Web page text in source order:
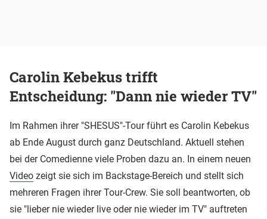
Carolin Kebekus trifft
Entscheidung: "Dann nie wieder TV"
Im Rahmen ihrer "SHESUS"-Tour führt es Carolin Kebekus
ab Ende August durch ganz Deutschland. Aktuell stehen
bei der Comedienne viele Proben dazu an. In einem neuen
Video zeigt sie sich im Backstage-Bereich und stellt sich
mehreren Fragen ihrer Tour-Crew. Sie soll beantworten, ob
sie "lieber nie wieder live oder nie wieder im TV" auftreten